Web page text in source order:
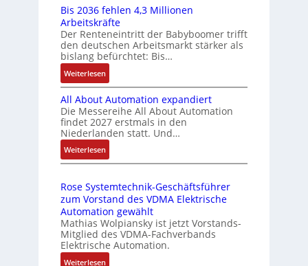
r
E
n
i
c
k
l
n
g
m
r
a
n
i
e
-
P
l
ä
s
s
s
c
h
f
l
e
e
i
n
g
a
n
i
m
M
a
s
h
i
n
e
n
-
u
r
k
t
s
t
a
r
t
f
ü
r
m
t
i
v
a
r
i
Bis 2036 fehlen 4,3 Millionen
Arbeitskräfte
Der Renteneintritt der Babyboomer trifft
den deutschen Arbeitsmarkt stärker als
bislang befürchtet: Bis…
Weiterlesen:
B
i
s
2
0
3
6
e
h
l
e
n
4
All About Automation expandiert
Die Messereihe All About Automation
findet 2027 erstmals in den
Niederlanden statt. Und…
Weiterlesen:
A
l
A
b
o
u
t
Rose Systemtechnik-Geschäftsführer
zum Vorstand des VDMA Elektrische
Automation gewählt
Mathias Wolpiansky ist jetzt Vorstands-
Mitglied des VDMA-Fachverbands
Elektrische Automation.
Weiterlesen: